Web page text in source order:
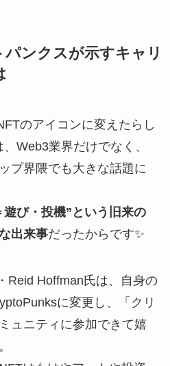
パンクスが示すキャリ
のアイコンに変えたらし
Web3業界だけでなく、
プ界隈でも大きな話題に
遊び・投機”という旧来の
出来事だったからです✨
Reid Hoffman氏は、自身の
に変更し、「クリ
ュニティに参加できて嬉